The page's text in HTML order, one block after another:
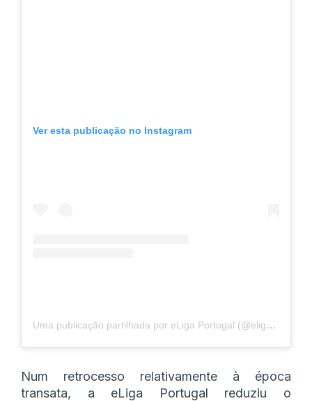
Ver esta publicação no Instagram
Uma publicação partilhada por eLiga Portugal (@eligaportugal)
Num retrocesso relativamente à época
transata, a eLiga Portugal reduziu o